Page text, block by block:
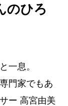
のひろ
一息。
門家でもあ
ー 高宮由美